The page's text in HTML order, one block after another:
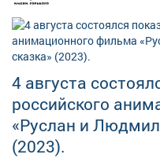
4 августа
российского
«Руслан и
(2023).